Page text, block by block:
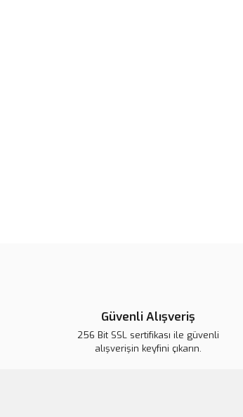
Güvenli Alışveriş
256 Bit SSL sertifikası ile güvenli
alışverişin keyfini çıkarın.